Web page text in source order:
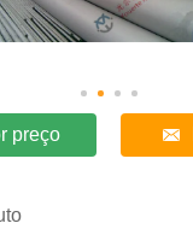
preço